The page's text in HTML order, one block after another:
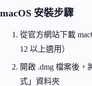
macOS 安裝步驟
從官方網站下載
12 以上適用）
開啟 .dmg 檔案後
式」資料夾